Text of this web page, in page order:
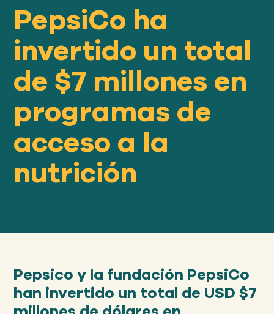
Nuestro
ENFOQUE
Nuestro
IMPACTO
ACERCA
DE GFN
NUESTRA MISIÓN
DONACIONES
PepsiCo ha
invertido un total
de $7 millones en
programas de
acceso a la
nutrición
Pepsico y la fundación PepsiCo
han invertido un total de USD $7